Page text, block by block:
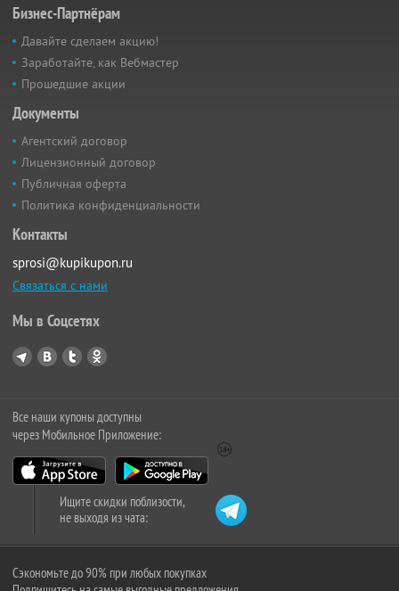
Бизнес-Партнёрам
Давайте сделаем акцию!
Заработайте, как Вебмастер
Прошедшие акции
Документы
Агентский договор
Лицензионный договор
Публичная оферта
Политика конфиденциальности
Контакты
sprosi@kupikupon.ru
Связаться с нами
Мы в Соцсетях
Все наши купоны доступны
через Мобильное Приложение:
Ищите скидки поблизости,
не выходя из чата:
Сэкономьте до 90% при любых покупках